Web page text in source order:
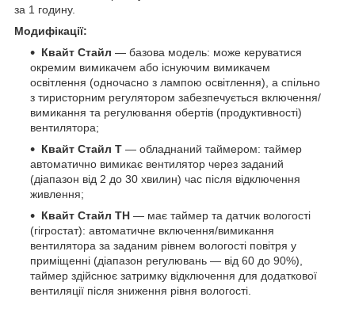
за 1 годину.
Модифікації:
Квайт Стайл ― базова модель: може керуватися
окремим вимикачем або існуючим вимикачем
освітлення (одночасно з лампою освітлення), а спільно
з тиристорним регулятором забезпечується включення/
вимикання та регулювання обертів (продуктивності)
вентилятора;
Квайт Стайл Т ― обладнаний таймером: таймер
автоматично вимикає вентилятор через заданий
(діапазон від 2 до 30 хвилин) час після відключення
живлення;
Квайт Стайл ТН ― має таймер та датчик вологості
(гігростат): автоматичне включення/вимикання
вентилятора за заданим рівнем вологості повітря у
приміщенні (діапазон регулювань ― від 60 до 90%),
таймер здійснює затримку відключення для додаткової
вентиляції після зниження рівня вологості.